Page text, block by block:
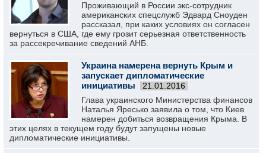
Проживающий в России экс-сотрудник
американских спецслужб Эдвард Сноуден
рассказал, при каких условиях он согласен
вернуться в США, где ему грозит серьезная ответственность
за рассекречивание сведений АНБ.
Украина намерена вернуть Крым и
запускает дипломатические
инициативы
21.01.2016
Глава украинского Министерства финансов
Наталья Яресько заявила о том, что Киев
намерен добиться возвращения Крыма. В
этих целях в текущем году будут запущены новые
дипломатические инициативы.